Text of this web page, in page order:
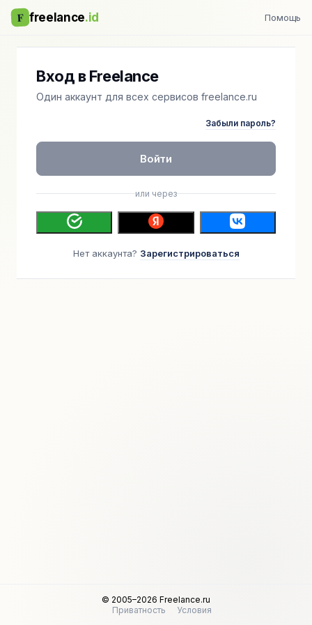
F freelance.id Помощь
Вход в Freelance
Один аккаунт для всех сервисов freelance.ru
Забыли пароль?
Войти
или через
Нет аккаунта? Зарегистрироваться
© 2005–2026 Freelance.ru
Приватность
Условия